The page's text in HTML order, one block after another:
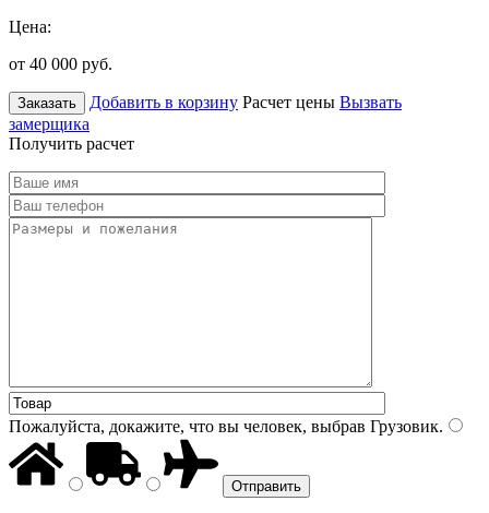
Цена:
от 40 000 руб.
Заказать Добавить в корзину Расчет цены Вызвать
замерщика
Получить расчет
Пожалуйста, докажите, что вы человек, выбрав Грузовик.